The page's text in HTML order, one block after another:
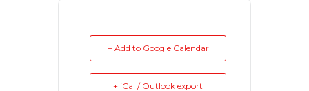
+ Add to Google Calendar
+ iCal / Outlook export